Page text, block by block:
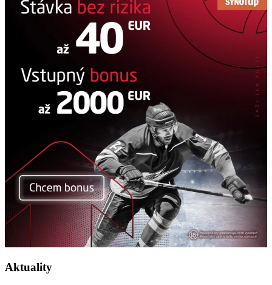
Aktuality